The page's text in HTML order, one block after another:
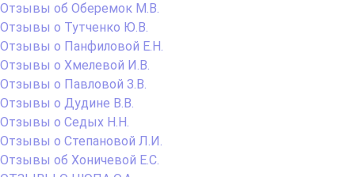
Отзывы об Оберемок М.В.
Отзывы о Тутченко Ю.В.
Отзывы о Панфиловой Е.Н.
Отзывы о Хмелевой И.В.
Отзывы о Павловой З.В.
Отзывы о Дудине В.В.
Отзывы о Седых Н.Н.
Отзывы о Степановой Л.И.
Отзывы об Хоничевой Е.С.